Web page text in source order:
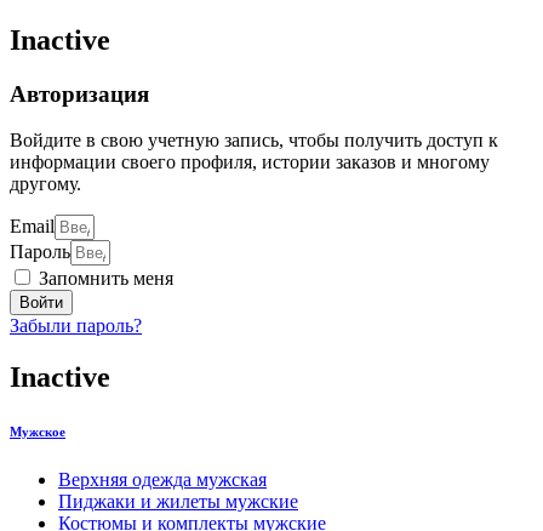
Inactive
Авторизация
Войдите в свою учетную запись, чтобы получить доступ к
информации своего профиля, истории заказов и многому
другому.
Email
Пароль
Запомнить меня
Войти
Забыли пароль?
Inactive
Мужское
Верхняя одежда мужская
Пиджаки и жилеты мужские
Костюмы и комплекты мужские